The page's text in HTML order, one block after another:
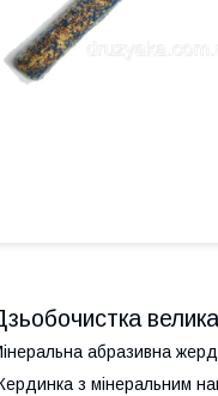
абразивна
з мінеральним